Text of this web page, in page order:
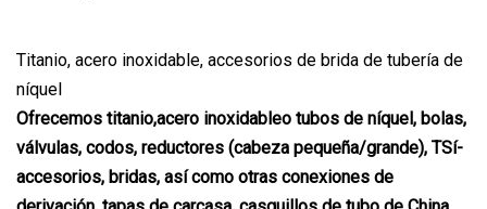
Titanio, acero inoxidable, accesorios de brida de tubería de
níquel
Ofrecemos titanio,acero inoxidableo tubos de níquel, bolas,
válvulas, codos, reductores (cabeza pequeña/grande), TSí-
accesorios, bridas, así como otras conexiones de